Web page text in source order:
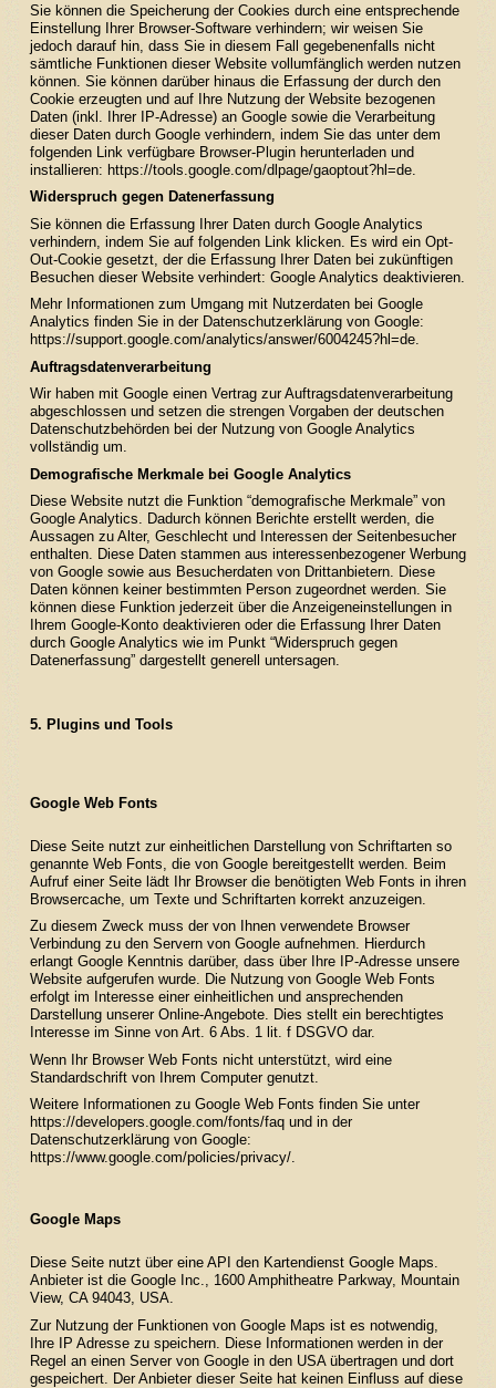
Sie können die Speicherung der Cookies durch eine entsprechende
Einstellung Ihrer Browser-Software verhindern; wir weisen Sie
jedoch darauf hin, dass Sie in diesem Fall gegebenenfalls nicht
sämtliche Funktionen dieser Website vollumfänglich werden nutzen
können. Sie können darüber hinaus die Erfassung der durch den
Cookie erzeugten und auf Ihre Nutzung der Website bezogenen
Daten (inkl. Ihrer IP-Adresse) an Google sowie die Verarbeitung
dieser Daten durch Google verhindern, indem Sie das unter dem
folgenden Link verfügbare Browser-Plugin herunterladen und
installieren: https://tools.google.com/dlpage/gaoptout?hl=de.
Widerspruch gegen Datenerfassung
Sie können die Erfassung Ihrer Daten durch Google Analytics
verhindern, indem Sie auf folgenden Link klicken. Es wird ein Opt-
Out-Cookie gesetzt, der die Erfassung Ihrer Daten bei zukünftigen
Besuchen dieser Website verhindert: Google Analytics deaktivieren.
Mehr Informationen zum Umgang mit Nutzerdaten bei Google
Analytics finden Sie in der Datenschutzerklärung von Google:
https://support.google.com/analytics/answer/6004245?hl=de.
Auftragsdatenverarbeitung
Wir haben mit Google einen Vertrag zur Auftragsdatenverarbeitung
abgeschlossen und setzen die strengen Vorgaben der deutschen
Datenschutzbehörden bei der Nutzung von Google Analytics
vollständig um.
Demografische Merkmale bei Google Analytics
Diese Website nutzt die Funktion “demografische Merkmale” von
Google Analytics. Dadurch können Berichte erstellt werden, die
Aussagen zu Alter, Geschlecht und Interessen der Seitenbesucher
enthalten. Diese Daten stammen aus interessenbezogener Werbung
von Google sowie aus Besucherdaten von Drittanbietern. Diese
Daten können keiner bestimmten Person zugeordnet werden. Sie
können diese Funktion jederzeit über die Anzeigeneinstellungen in
Ihrem Google-Konto deaktivieren oder die Erfassung Ihrer Daten
durch Google Analytics wie im Punkt “Widerspruch gegen
Datenerfassung” dargestellt generell untersagen.
5. Plugins und Tools
Google Web Fonts
Diese Seite nutzt zur einheitlichen Darstellung von Schriftarten so
genannte Web Fonts, die von Google bereitgestellt werden. Beim
Aufruf einer Seite lädt Ihr Browser die benötigten Web Fonts in ihren
Browsercache, um Texte und Schriftarten korrekt anzuzeigen.
Zu diesem Zweck muss der von Ihnen verwendete Browser
Verbindung zu den Servern von Google aufnehmen. Hierdurch
erlangt Google Kenntnis darüber, dass über Ihre IP-Adresse unsere
Website aufgerufen wurde. Die Nutzung von Google Web Fonts
erfolgt im Interesse einer einheitlichen und ansprechenden
Darstellung unserer Online-Angebote. Dies stellt ein berechtigtes
Interesse im Sinne von Art. 6 Abs. 1 lit. f DSGVO dar.
Wenn Ihr Browser Web Fonts nicht unterstützt, wird eine
Standardschrift von Ihrem Computer genutzt.
Weitere Informationen zu Google Web Fonts finden Sie unter
https://developers.google.com/fonts/faqund in der
Datenschutzerklärung von Google:
https://www.google.com/policies/privacy/.
Google Maps
Diese Seite nutzt über eine API den Kartendienst Google Maps.
Anbieter ist die Google Inc., 1600 Amphitheatre Parkway, Mountain
View, CA 94043, USA.
Zur Nutzung der Funktionen von Google Maps ist es notwendig,
Ihre IP Adresse zu speichern. Diese Informationen werden in der
Regel an einen Server von Google in den USA übertragen und dort
gespeichert. Der Anbieter dieser Seite hat keinen Einfluss auf diese